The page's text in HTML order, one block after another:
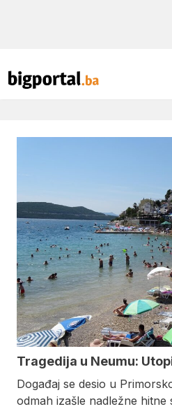
Tragedija u Neumu:
Događaj se desio u
odmah izašle nadležne hitne